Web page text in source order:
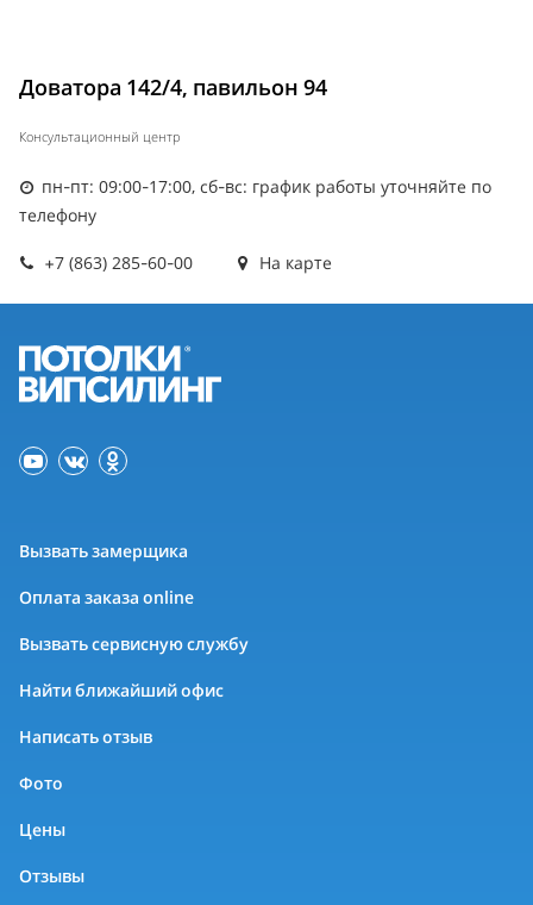
Доватора 142/4, павильон 94
Консультационный центр
пн-пт: 09:00-17:00, сб-вс: график работы уточняйте по
телефону
+7 (863) 285-60-00 На карте
Вызвать замерщика
Оплата заказа online
Вызвать сервисную службу
Найти ближайший офис
Написать отзыв
Фото
Цены
Отзывы